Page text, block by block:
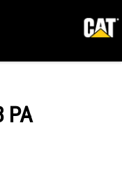
PA